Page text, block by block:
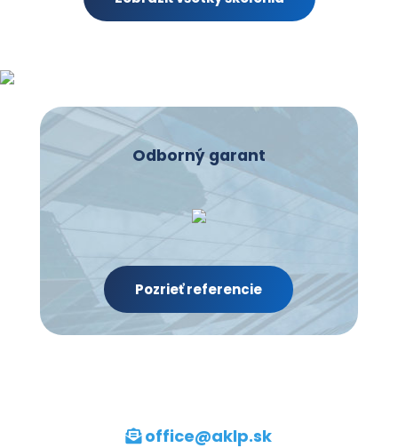
Odborný garant
Pozrieť referencie
office@aklp.sk